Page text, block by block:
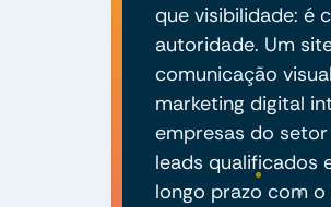
que visibilidade: é
autoridade. Um
comunicação
marketing digital
empresas do
leads qualificados
longo prazo com